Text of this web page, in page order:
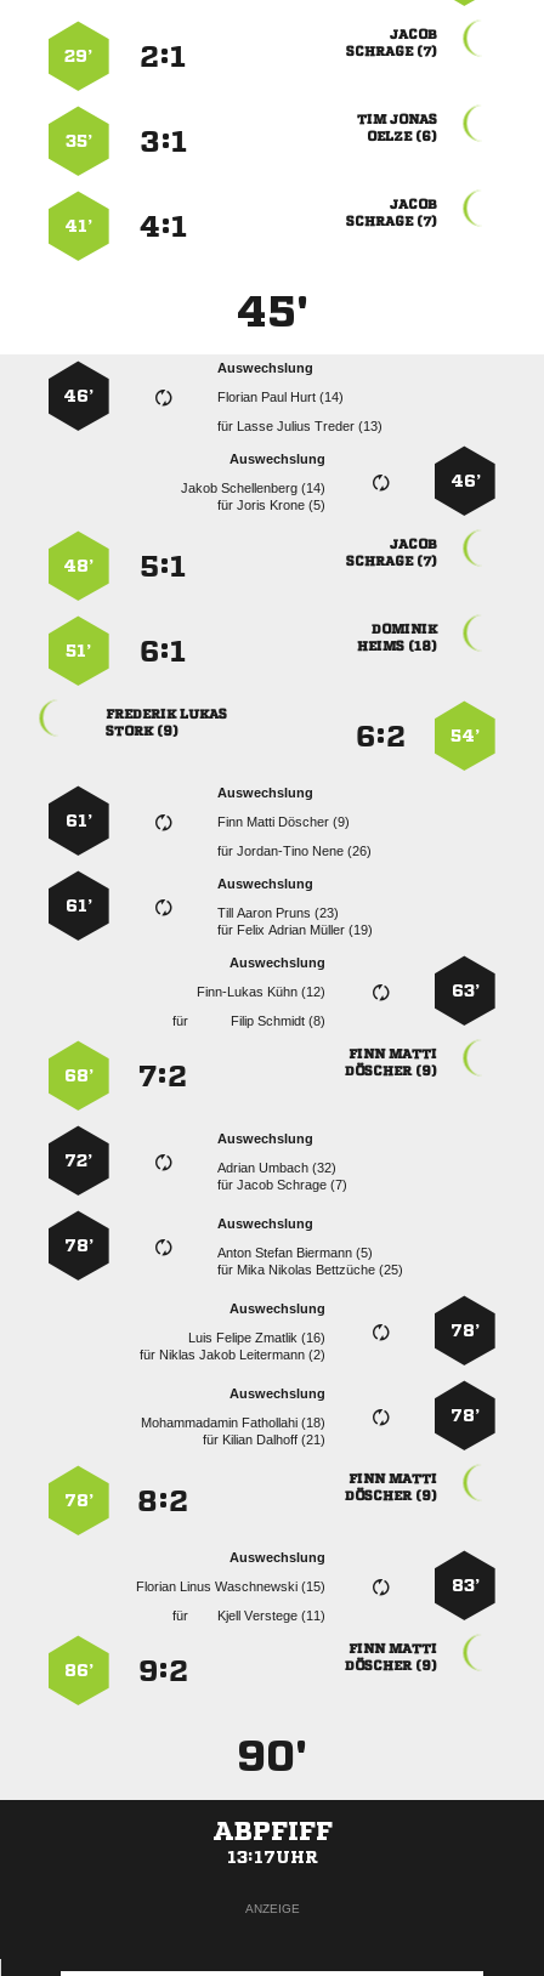

 
:
29’
 
 
:
35’

 
:
41’
45'
Auswechslung
   
für    
46’
46’
Auswechslung
  
für  

 
:
48’

 
:
51’
54’
:
 
 
Auswechslung
   
für  
61’
Auswechslung
   
für    
61’
63’
Auswechslung
  
für
  
 
 
:
68’
Auswechslung
  
für  
72’
Auswechslung
   
für    
78’
78’
Auswechslung
   
für    
78’
Auswechslung
  
für   
 
 
:
78’
83’
Auswechslung
   
für
  
 
 
:
86’
90'
ABPFIFF
13:17UHR
ANZEIGE